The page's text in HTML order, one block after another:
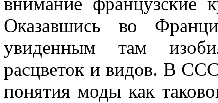
Оказавшись во
увиденным там
расцветок и видов. В
понятия моды как